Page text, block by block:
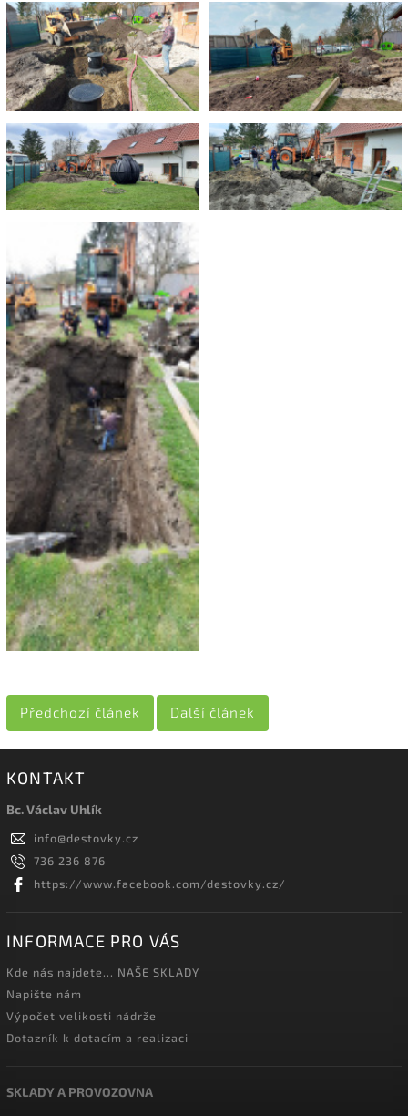
Předchozí článek Další článek
KONTAKT
Bc. Václav Uhlík
info@destovky.cz
736 236 876
https://www.facebook.com/destovky.cz/
INFORMACE PRO VÁS
Kde nás najdete... NAŠE SKLADY
Napište nám
Výpočet velikosti nádrže
Dotazník k dotacím a realizaci
SKLADY A PROVOZOVNA